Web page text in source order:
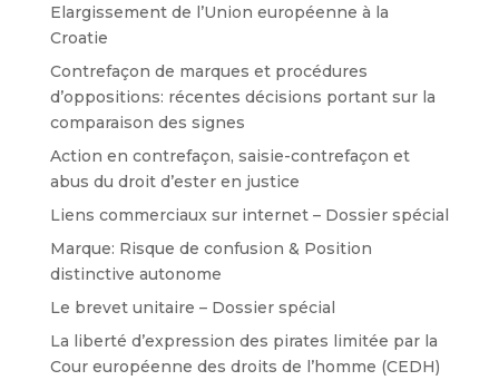
Elargissement de l’Union européenne à la
Croatie
Contrefaçon de marques et procédures
d’oppositions: récentes décisions portant sur la
comparaison des signes
Action en contrefaçon, saisie-contrefaçon et
abus du droit d’ester en justice
Liens commerciaux sur internet – Dossier spécial
Marque: Risque de confusion & Position
distinctive autonome
Le brevet unitaire – Dossier spécial
La liberté d’expression des pirates limitée par la
Cour européenne des droits de l’homme (CEDH)